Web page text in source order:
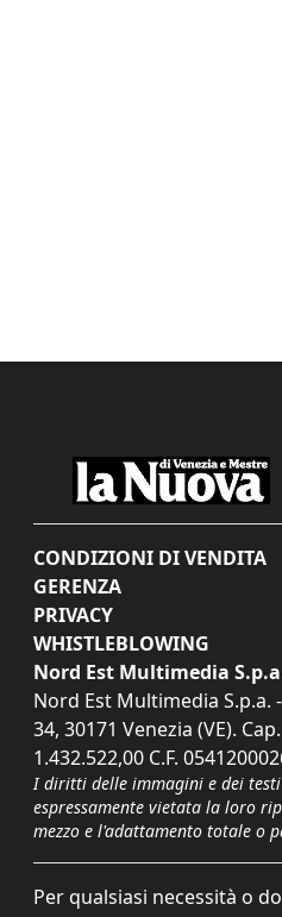
CONDIZIONI DI VENDITA
GERENZA
PRIVACY
WHISTLEBLOWING
Nord Est Multimedia
Nord Est Multimedia S.p.a.
34, 30171 Venezia (VE).
1.432.522,00 C.F.
I diritti delle immagini e dei
espressamente vietata la loro
mezzo e l'adattamento totale o
Per qualsiasi necessità o